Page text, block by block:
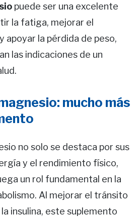
puede ser una excelente
la fatiga, mejorar el
apoyar la pérdida de peso,
las indicaciones de un
mucho más
no solo se destaca por sus
y el rendimiento físico,
un rol fundamental en la
Al mejorar el tránsito
insulina, este suplemento